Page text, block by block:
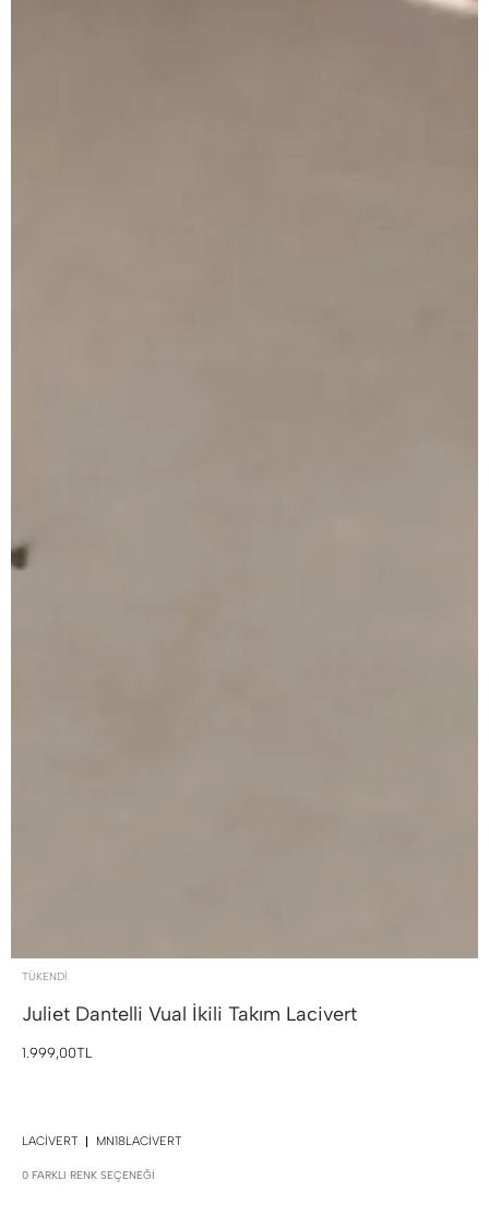
TÜKENDI
Juliet Dantelli Vual İkili Takım Lacivert
1.999,00TL
LACIVERT MN18LACIVERT
0 FARKLI RENK SEÇENEĞI